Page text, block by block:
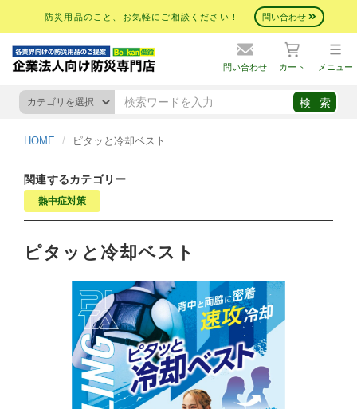
防災用品のこと、お気軽にご相談ください！ 問い合わせ
問い合わせ カート メニュー
HOME ピタッと冷却ベスト
関連するカテゴリー
熱中症対策
ピタッと冷却ベスト